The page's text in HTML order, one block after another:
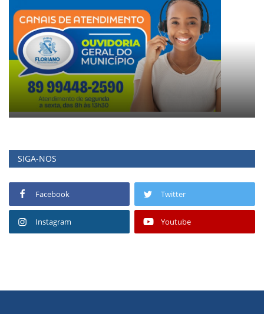
SIGA-NOS
Facebook Twitter
Instagram Youtube